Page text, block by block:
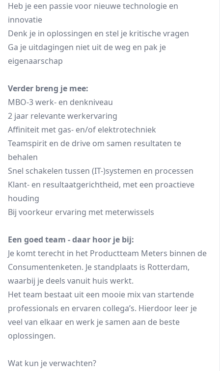
Heb je een passie voor nieuwe technologie en
innovatie
Denk je in oplossingen en stel je kritische vragen
Ga je uitdagingen niet uit de weg en pak je
eigenaarschap
Verder breng je mee:
MBO-3 werk- en denkniveau
2 jaar relevante werkervaring
Affiniteit met gas- en/of elektrotechniek
Teamspirit en de drive om samen resultaten te
behalen
Snel schakelen tussen (IT-)systemen en processen
Klant- en resultaatgerichtheid, met een proactieve
houding
Bij voorkeur ervaring met meterwissels
Een goed team - daar hoor je bij:
Je komt terecht in het Productteam Meters binnen de
Consumentenketen. Je standplaats is Rotterdam,
waarbij je deels vanuit huis werkt.
Het team bestaat uit een mooie mix van startende
professionals en ervaren collega’s. Hierdoor leer je
veel van elkaar en werk je samen aan de beste
oplossingen.
Wat kun je verwachten?